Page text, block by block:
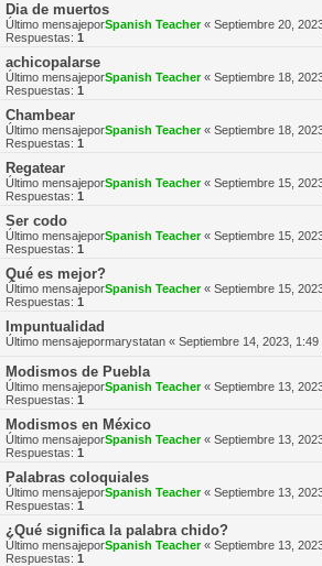
Dia de muertos
Último mensajeporSpanish Teacher« Septiembre 20,
Respuestas: 1
achicopalarse
Último mensajeporSpanish Teacher« Septiembre 18,
Respuestas: 1
Chambear
Último mensajeporSpanish Teacher« Septiembre 18,
Respuestas: 1
Regatear
Último mensajeporSpanish Teacher« Septiembre 15,
Respuestas: 1
Ser codo
Último mensajeporSpanish Teacher« Septiembre 15,
Respuestas: 1
Qué es mejor?
Último mensajeporSpanish Teacher« Septiembre 15,
Respuestas: 1
Impuntualidad
Último mensajepormarystatan « Septiembre 14, 2023, 1:49
Modismos de Puebla
Último mensajeporSpanish Teacher« Septiembre 13,
Respuestas: 1
Modismos en México
Último mensajeporSpanish Teacher« Septiembre 13,
Respuestas: 1
Palabras coloquiales
Último mensajeporSpanish Teacher« Septiembre 13,
Respuestas: 1
¿Qué significa la palabra chido?
Último mensajeporSpanish Teacher« Septiembre 13,
Respuestas: 1